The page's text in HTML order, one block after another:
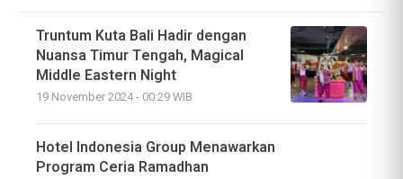
Truntum Kuta Bali Hadir dengan
Nuansa Timur Tengah, Magical
Middle Eastern Night
19 November 2024 - 00:29 WIB
Hotel Indonesia Group Menawarkan
Program Ceria Ramadhan